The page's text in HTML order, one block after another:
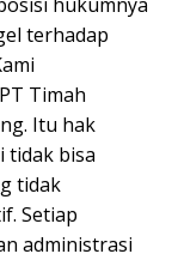
terhadap
Timah
Itu hak
tidak bisa
tidak
Setiap
administrasi